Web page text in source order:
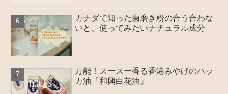
カナダで知った歯磨き粉の合う合わな
いと、使ってみたいナチュラル成分
万能！スースー香る香港みやげのハッ
カ油『和興白花油』